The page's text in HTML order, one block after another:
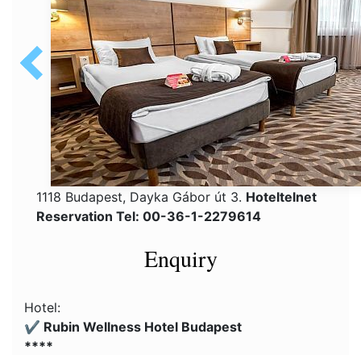
1118 Budapest, Dayka Gábor út 3. Hoteltelnet
Reservation Tel: 00-36-1-2279614
Enquiry
Hotel:
✔️ Rubin Wellness Hotel Budapest
****